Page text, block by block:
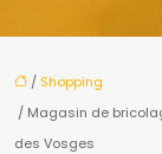
/ Shopping
/ Magasin de
des Vosges